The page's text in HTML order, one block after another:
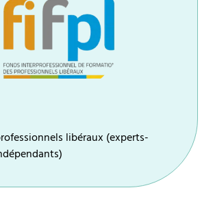
libéraux (experts-